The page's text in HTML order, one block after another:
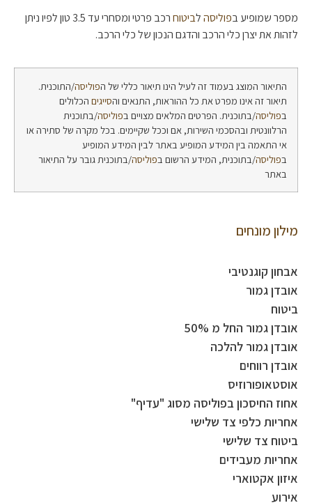
מספר שמופיע בפוליסהלביטוח
רכב פרטי ומסחרי עד 3.5 טון לפיו ניתן
לזהות את יצרן כלי הרכב והדגם הנכון של כלי הרכב.
התיאור המוצג בעמוד זה לעיל הינו תיאור כללי של הפוליסה/התוכנית.
תיאור זה אינו מפרט את כל ההוראות, התנאים והסייגים הכלולים
בפוליסה/בתוכנית. הפרטים המלאים מצויים בפוליסה/בתוכנית
הרלוונטית ובהסכמי השירות, אם וככל שקיימים. בכל מקרה של סתירה או
אי התאמה בין המידע המופיע באתר לבין המידע המופיע
בפוליסה/בתוכנית, המידע הרשום בפוליסה/בתוכנית גובר על התיאור
באתר
מילון מונחים
אבחון קוגנטיבי
אובדן גמור
ביטוח
אובדן גמור החל מ 50%
אובדן גמור להלכה
אובדן רווחים
אוסטאופורוזיס
אחוז החיסכון בפוליסה מסוג "עדיף"
אחריות כלפי צד שלישי
ביטוח צד שלישי
אחריות מעבידים
איזון אקטוארי
אירוע